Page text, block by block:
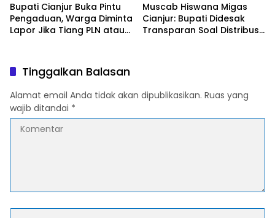
Bupati Cianjur Buka Pintu
Pengaduan, Warga Diminta
Lapor Jika Tiang PLN atau
Muscab Hiswana Migas
Cianjur: Bupati Didesak
Transparan Soal Distribusi
Tinggalkan Balasan
Alamat email Anda tidak akan dipublikasikan. Ruas yang
wajib ditandai *